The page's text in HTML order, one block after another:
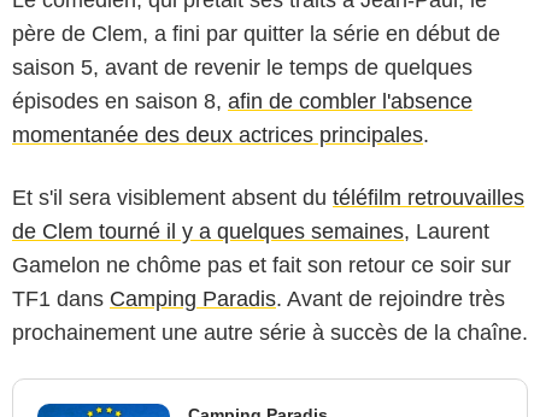
père de Clem, a fini par quitter la série en début de
saison 5, avant de revenir le temps de quelques
épisodes en saison 8, afin de combler l'absence
momentanée des deux actrices principales.
Et s'il sera visiblement absent du téléfilm retrouvailles
de Clem tourné il y a quelques semaines, Laurent
Gamelon ne chôme pas et fait son retour ce soir sur
TF1 dans Camping Paradis. Avant de rejoindre très
prochainement une autre série à succès de la chaîne.